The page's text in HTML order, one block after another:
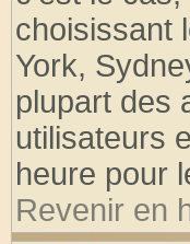
choisissant
York,
plupart des
utilisateurs
heure pour
Revenir en